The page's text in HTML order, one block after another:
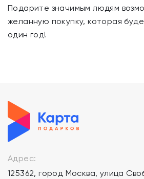
Подарите значимым людям
желанную покупку, которая
один год!
Адрес:
125362, город Москва, улица